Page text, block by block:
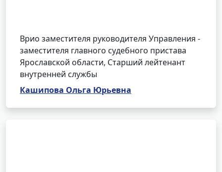
Врио заместителя руководителя Управления -
заместителя главного судебного пристава
Ярославской области, Старший лейтенант
внутренней службы
Кашипова Ольга Юрьевна